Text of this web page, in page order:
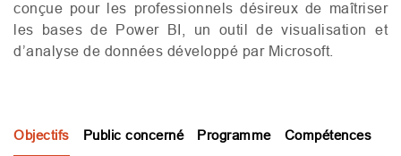
conçue pour les professionnels désireux de maîtriser
les bases de Power BI
, un outil de visualisation et
d’analyse de données développé par Microsoft.
Objectifs Public concerné Programme Compétences